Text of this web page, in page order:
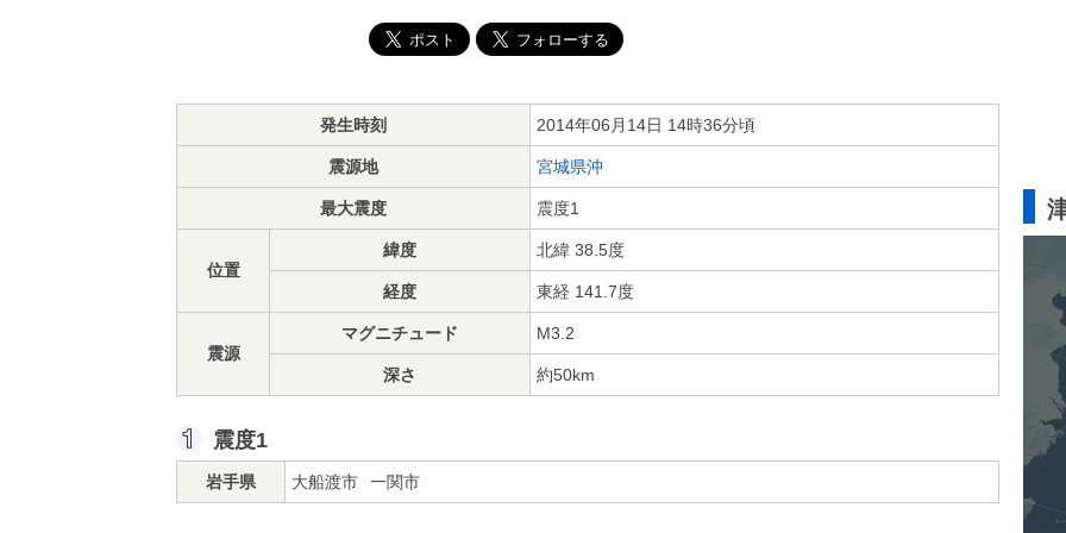
発生時刻 2014年06月14日 14時36分頃
震源地 宮城県沖
最大震度 震度1
位置
緯度 北緯 38.5度
経度 東経 141.7度
震源
マグニチュード M3.2
深さ 約50km
震度1
岩手県 大船渡市 一関市